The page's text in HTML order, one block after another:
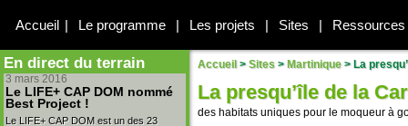
Accueil | Le programme | Les projets | Sites | Ressources
En direct du terrain
3 mars 2016
Le LIFE+ CAP DOM nommé
Best Project !
Le LIFE+ CAP DOM est un des 23
Accueil > Sites > Martinique >La
La presqu’île de la
des habitats uniques pour le moqueur à